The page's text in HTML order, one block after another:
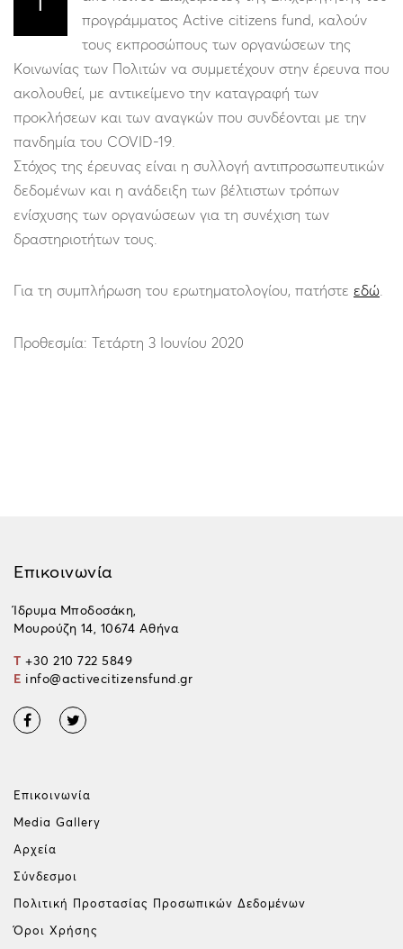
προγράμματος Active citizens fund, καλούν
τους εκπροσώπους των οργανώσεων της
Κοινωνίας των Πολιτών να συμμετέχουν στην έρευνα που
ακολουθεί, με αντικείμενο την καταγραφή των
προκλήσεων και των αναγκών που συνδέονται με την
πανδημία του COVID-19.
Στόχος της έρευνας είναι η συλλογή αντιπροσωπευτικών
δεδομένων και η ανάδειξη των βέλτιστων τρόπων
ενίσχυσης των οργανώσεων για τη συνέχιση των
δραστηριοτήτων τους.
Για τη συμπλήρωση του ερωτηματολογίου, πατήστε εδώ
Προθεσμία: Τετάρτη 3 Ιουνίου 2020
Επικοινωνία
Ίδρυμα Μποδοσάκη,
Μουρούζη 14, 10674 Αθήνα
T +30 210 722 5849
E info@activecitizensfund.gr
Επικοινωνία
Media Gallery
Αρχεία
Σύνδεσμοι
Πολιτική Προστασίας Προσωπικών Δεδομένων
Όροι Χρήσης